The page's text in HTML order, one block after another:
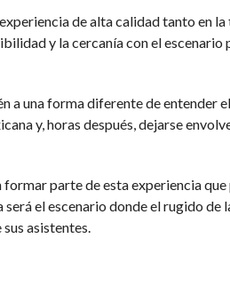
de alta calidad tanto en
y la cercanía con el
a una forma diferente de entender
y, horas después, dejarse
parte de esta experiencia
el escenario donde el rugido de
asistentes.